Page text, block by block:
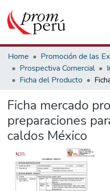
Communities & Collections
All of DSpace
Statistics
Home
Prospectiva Comercial
Ficha del Producto
Ficha mercado
preparaciones
caldos México